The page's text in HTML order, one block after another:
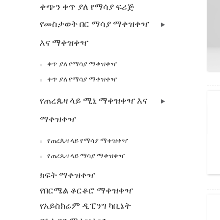
ቀጭን ቀጥ ያለ የማሳያ ፍሪጅ
የመስታወት በር ማሳያ ማቀዝቀዣ
እና ማቀዝቀዣ
ቀጥ ያለ የማሳያ ማቀዝቀዣ
ቀጥ ያለ የማሳያ ማቀዝቀዣ
የጠረጴዛ ላይ ሚኒ ማቀዝቀዣ እና
ማቀዝቀዣ
የጠረጴዛ ላይ የማሳያ ማቀዝቀዣ
የጠረጴዛ ላይ ማሳያ ማቀዝቀዣ
ክፍት ማቀዝቀዣ
የበርሜል ቆርቆሮ ማቀዝቀዣ
የአይስክሬም ዲፒንግ ካቢኔት